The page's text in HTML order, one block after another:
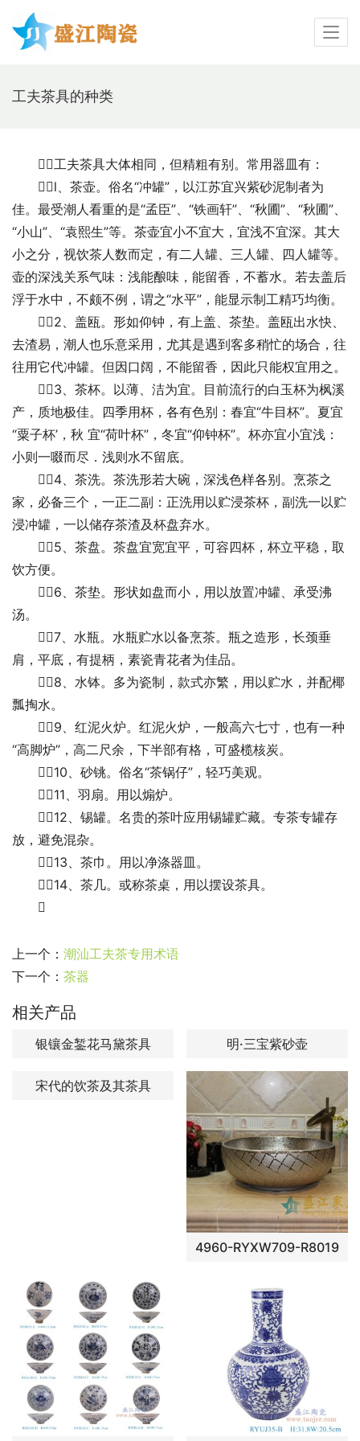
工夫茶具的种类
工夫茶具大体相同，但精粗有别。常用器皿有：
l、茶壶。俗名“冲罐”，以江苏宜兴紫砂泥制者为
佳。最受潮人看重的是“孟臣”、“铁画轩”、“秋圃”、“秋圃”、
“小山”、“袁熙生”等。茶壶宜小不宜大，宜浅不宜深。其大
小之分，视饮茶人数而定，有二人罐、三人罐、四人罐等。
壶的深浅关系气味：浅能酿味，能留香，不蓄水。若去盖后
浮于水中，不颇不例，谓之“水平”，能显示制工精巧均衡。
2、盖瓯。形如仰钟，有上盖、茶垫。盖瓯出水快、
去渣易，潮人也乐意采用，尤其是遇到客多稍忙的场合，往
3、茶杯。以薄、洁为宜。目前流行的白玉杯为枫溪
产，质地极佳。四季用杯，各有色别：春宜“牛目杯”。夏宜
“粟子杯’，秋 宜“荷叶杯”，冬宜“仰钟杯”。杯亦宜小宜浅：
小则一啜而尽．浅则水不留底。
4、茶洗。茶洗形若大碗，深浅色样各别。烹茶之
家，必备三个，一正二副：正洗用以贮浸茶杯，副洗一以贮
浸冲罐，一以储存茶渣及杯盘弃水。
5、茶盘。茶盘宜宽宜平，可容四杯，杯立平稳，取
饮方便。
6、茶垫。形状如盘而小，用以放置冲罐、承受沸
汤。
7、水瓶。水瓶贮水以备烹茶。瓶之造形，长颈垂
肩，平底，有提柄，素瓷青花者为佳品。
8、水钵。多为瓷制，款式亦繁，用以贮水，并配椰
瓢掏水。
9、红泥火炉。红泥火炉，一般高六七寸，也有一种
“高脚炉”，高二尺余，下半部有格，可盛榄核炭。
10、砂铫。俗名“茶锅仔”，轻巧美观。
11、羽扇。用以煽炉。
12、锡罐。名贵的茶叶应用锡罐贮藏。专茶专罐存
放，避免混杂。
13、茶巾。用以净涤器皿。
14、茶几。或称茶桌，用以摆设茶具。

上一个： 潮汕工夫茶专用术语
下一个： 茶器
相关产品
银镶金錾花马黛茶具 明·三宝紫砂壶
宋代的饮茶及其茶具
4960-RYXW709-R8019